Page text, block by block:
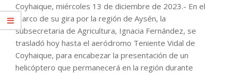
Coyhaique, miércoles 13 de diciembre de 2023.- En el
marco de su gira por la región de Aysén, la
subsecretaria de Agricultura, Ignacia Fernández, se
trasladó hoy hasta el aeródromo Teniente Vidal de
Coyhaique, para encabezar la presentación de un
helicóptero que permanecerá en la región durante